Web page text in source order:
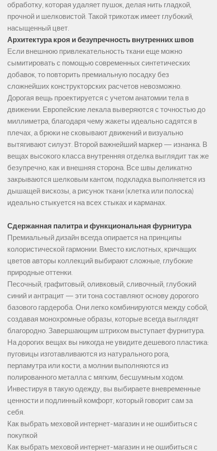
обработку, которая удаляет пушок, делая нить гладкой,
прочной и шелковистой. Такой трикотаж имеет глубокий,
насыщенный цвет.
Архитектура кроя и безупречность внутренних швов
Если внешнюю привлекательность ткани еще можно
сымитировать с помощью современных синтетических
добавок, то повторить премиальную посадку без
сложнейших конструкторских расчетов невозможно.
Дорогая вещь проектируется с учетом анатомии тела в
движении. Европейские лекала выверяются с точностью до
миллиметра, благодаря чему жакеты идеально садятся в
плечах, а брюки не сковывают движений и визуально
вытягивают силуэт. Второй важнейший маркер — изнанка. В
вещах высокого класса внутренняя отделка выглядит так же
безупречно, как и внешняя сторона. Все швы деликатно
закрываются шелковым кантом, подкладка выполняется из
дышащей вискозы, а рисунок ткани (клетка или полоска)
идеально стыкуется на всех стыках и карманах.
Сдержанная палитра и функциональная фурнитура
Премиальный дизайн всегда опирается на принципы
колористической гармонии. Вместо кислотных, кричащих
цветов авторы коллекций выбирают сложные, глубокие
природные оттенки.
Песочный, графитовый, оливковый, сливочный, глубокий
синий и антрацит — эти тона составляют основу дорогого
базового гардероба. Они легко комбинируются между собой,
создавая монохромные образы, которые всегда выглядят
благородно. Завершающим штрихом выступает фурнитура.
На дорогих вещах вы никогда не увидите дешевого пластика:
пуговицы изготавливаются из натурального рога,
перламутра или кости, а молнии выполняются из
полированного металла с мягким, бесшумным ходом.
Инвестируя в такую одежду, вы выбираете вневременные
ценности и подлинный комфорт, который говорит сам за
себя.
Как выбрать меховой интернет-магазин и не ошибиться с
покупкой
Как выбрать меховой интернет-магазин и не ошибиться с